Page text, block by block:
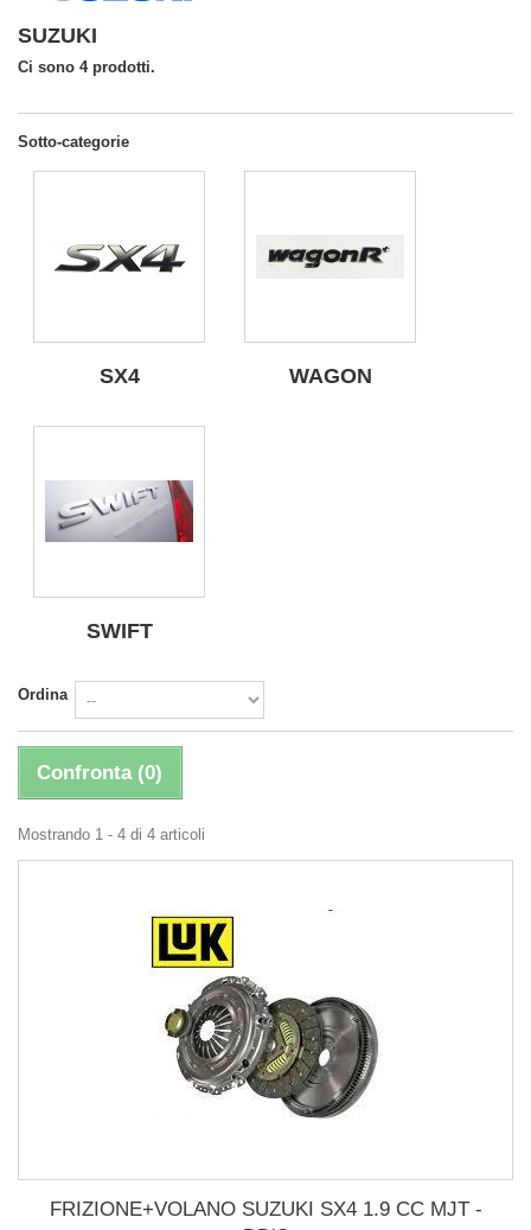
SUZUKI
Ci sono 4 prodotti.
Sotto-categorie
SX4 WAGON
SWIFT
Ordina
Confronta (0)
Mostrando 1 - 4 di 4 articoli
FRIZIONE+VOLANO SUZUKI SX4 1.9 CC MJT -